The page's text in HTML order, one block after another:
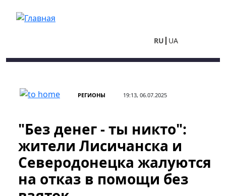
RU UA
РЕГИОНЫ 19:13, 06.07.2025
"Без денег - ты никто":
жители Лисичанска и
Северодонецка жалуются
на отказ в помощи без